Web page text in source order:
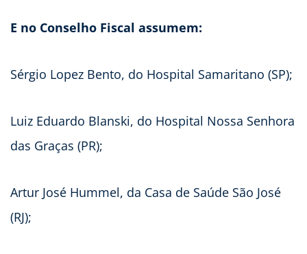
E no Conselho Fiscal assumem:
Sérgio Lopez Bento, do Hospital Samaritano (SP);
Luiz Eduardo Blanski, do Hospital Nossa Senhora
das Graças (PR);
Artur José Hummel, da Casa de Saúde São José
(RJ);